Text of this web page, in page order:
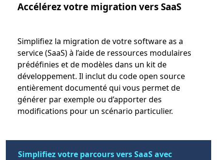
Accélérez votre migration vers SaaS
Simplifiez la migration de votre software as a
service (SaaS) à l’aide de ressources modulaires
prédéfinies et de modèles dans un kit de
développement. Il inclut du code open source
entièrement documenté qui vous permet de
générer par exemple ou d’apporter des
modifications pour un scénario particulier.
Simplifiez votre parcours vers SaaS avec